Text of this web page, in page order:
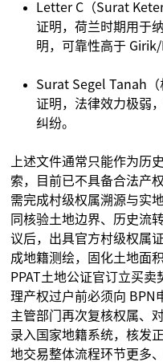
Letter C（Surat
证明，荷兰时期用于
明，可靠性高于 Girik/
Surat Segel Tanah（
证明，法律效力极弱
纠纷。
上述文件通常只能作为历
索，目前已不具备合法产
需完成村级权属溯源与实
同核验土地边界、历史流
议后，出具官方村级权属
成地籍测绘，固化土地面
PPAT土地公证官订立买
理产权过户前必须向 BPN
主管部门再次复核权属、
录入国家地籍系统，核发
地交易整体流程环节更多